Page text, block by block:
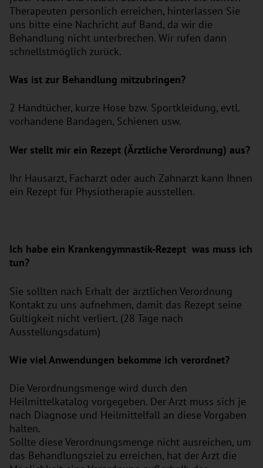
Therapeuten persönlich erreichen, hinterlassen Sie
uns bitte eine Nachricht auf Band, da wir die
Behandlung nicht unterbrechen. Wir rufen dann
schnellstmöglich zurück.
Was ist zur Behandlung mitzubringen?
2 Handtücher, kurze Hose bzw. Sportkleidung, evtl.
vorhandene Bandagen, Schienen usw.
Wer stellt mir ein Rezept (Ärztliche Verordnung) aus?
Ihr Hausarzt, Facharzt oder auch Zahnarzt kann Ihnen
ein Rezept für Physiotherapie ausstellen.
Ich habe ein Krankengymnastik-Rezept was muss ich
tun?
Sie sollten nach Erhalt der ärztlichen Verordnung
Kontakt zu uns aufnehmen, damit das Rezept seine
Gültigkeit nicht verliert. (28 Tage nach
Ausstellungsdatum)
Wie viel Anwendungen bekomme ich verordnet?
Die Verordnungsmenge wird durch den
Heilmittelkatalog vorgegeben. Der Arzt muss sich je
nach Diagnose und Heilmittelfall an diese Vorgaben
halten.
Sollte diese Verordnungsmenge nicht ausreichen, um
das Behandlungsziel zu erreichen, hat der Arzt die